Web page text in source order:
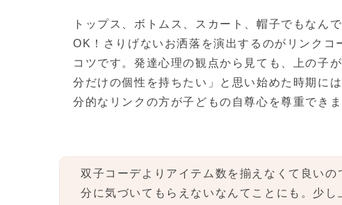
トップス、ボトムス、スカート、帽子でもなんで
OK！さりげないお洒落を演出するのがリンクコ
コツです。発達心理の観点から見ても、上の子
分だけの個性を持ちたい」と思い始めた時期に
分的なリンクの方が子どもの自尊心を尊重できま
双子コーデよりアイテム数を揃えなくて良い
分に気づいてもらえないなんてことにも。少し